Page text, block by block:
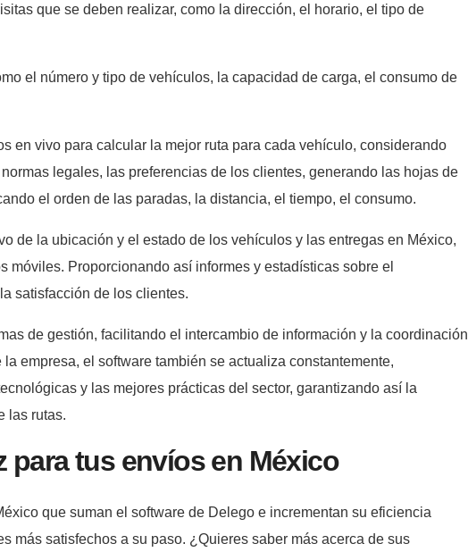
que se deben realizar, como la dirección, el horario, el tipo de
el número y tipo de vehículos, la capacidad de carga, el consumo de
en vivo para calcular la mejor ruta para cada vehículo, considerando
legales, las preferencias de los clientes, generando las hojas de
el orden de las paradas, la distancia, el tiempo, el consumo.
de la ubicación y el estado de los vehículos y las entregas en México,
móviles. Proporcionando así informes y estadísticas sobre el
satisfacción de los clientes.
de gestión, facilitando el intercambio de información y la coordinación
empresa, el software también se actualiza constantemente,
y las mejores prácticas del sector, garantizando así la
las rutas.
para tus envíos en México
que suman el software de Delego e incrementan su eficiencia
más satisfechos a su paso. ¿Quieres saber más acerca de sus